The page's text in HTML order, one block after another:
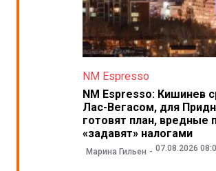
NM Espresso
NM Espresso: Кишинев
Лас-Вегасом, для
готовят план, вредные
«задавят» налогами
Марина Гильен 07.08.2026